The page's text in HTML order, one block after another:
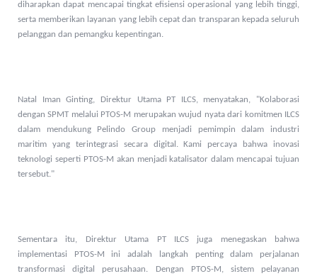
diharapkan dapat mencapai tingkat efisiensi operasional yang lebih tinggi,
serta memberikan layanan yang lebih cepat dan transparan kepada seluruh
pelanggan dan pemangku kepentingan.
Natal Iman Ginting, Direktur Utama PT ILCS, menyatakan, "Kolaborasi
dengan SPMT melalui PTOS-M merupakan wujud nyata dari komitmen ILCS
dalam mendukung Pelindo Group menjadi pemimpin dalam industri
maritim yang terintegrasi secara digital. Kami percaya bahwa inovasi
teknologi seperti PTOS-M akan menjadi katalisator dalam mencapai tujuan
tersebut."
Sementara itu, Direktur Utama PT ILCS juga menegaskan bahwa
implementasi PTOS-M ini adalah langkah penting dalam perjalanan
transformasi digital perusahaan. Dengan PTOS-M, sistem pelayanan